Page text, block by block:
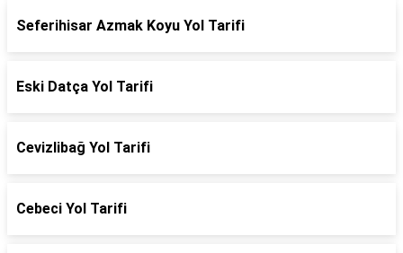
Seferihisar Azmak Koyu Yol Tarifi
Eski Datça Yol Tarifi
Cevizlibağ Yol Tarifi
Cebeci Yol Tarifi